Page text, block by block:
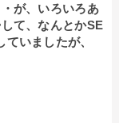
が、いろいろあ
て、なんとかSE
いましたが、